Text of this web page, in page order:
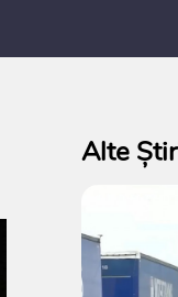
Alte